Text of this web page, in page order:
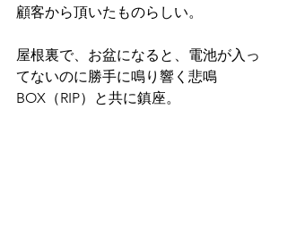
顧客から頂いたものらしい。
屋根裏で、お盆になると、電池が入っ
てないのに勝手に鳴り響く悲鳴
BOX（RIP）と共に鎮座。